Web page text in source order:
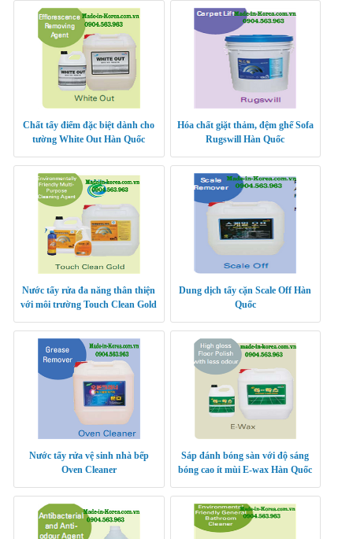
Chất tẩy điểm đặc biệt dành cho
tường White Out Hàn Quốc
Hóa chất giặt thảm, đệm ghế Sofa
Rugswill Hàn Quốc
Nước tẩy rửa đa năng thân thiện
với môi trường Touch Clean Gold
Dung dịch tẩy cặn Scale Off Hàn
Quốc
Nước tẩy rửa vệ sinh nhà bếp
Oven Cleaner
Sáp đánh bóng sàn với độ sáng
bóng cao ít mùi E-wax Hàn Quốc